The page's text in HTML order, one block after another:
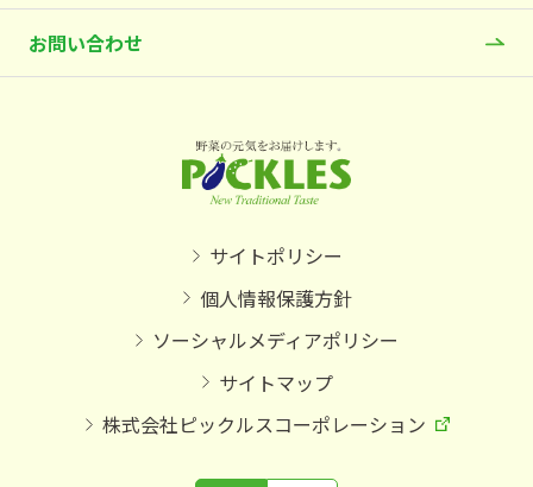
お問い合わせ
サイトポリシー
個人情報保護方針
ソーシャルメディアポリシー
サイトマップ
株式会社ピックルスコーポレーション